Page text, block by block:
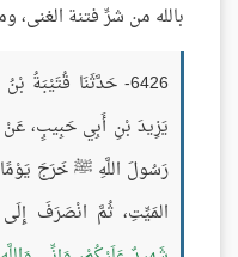
بالله من شرِّ فتنة الغنى،
6426- حَدَّثَنَا
يَزِيدَ بْنِ أَبِي حَبِيبٍ،
رَسُولَ اللَّهِ ﷺ خَرَجَ
المَيِّتِ، ثُمَّ انْصَرَفَ